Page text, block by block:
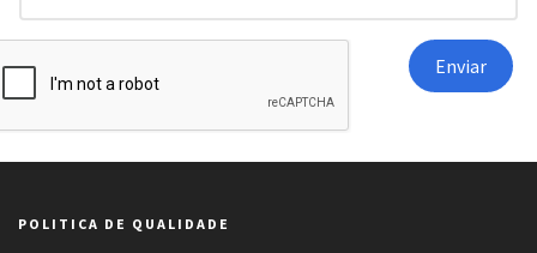
POLITICA DE QUALIDADE